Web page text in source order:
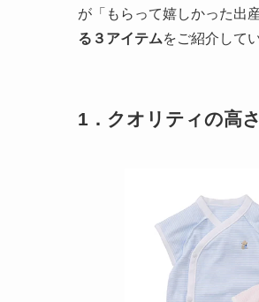
が「もらって嬉しかった出
る３アイテムをご紹介して
1．クオリティの高